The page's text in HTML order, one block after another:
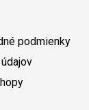
podmienky